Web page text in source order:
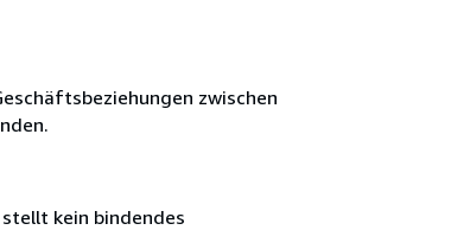
zwischen
kein bindendes